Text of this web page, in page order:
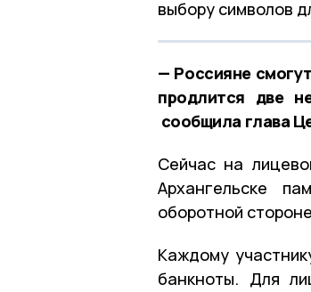
выбору символов
— Россияне
продлится две
сообщила глава
Сейчас на
Архангельске
оборотной
Каждому
банкноты. Для